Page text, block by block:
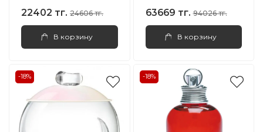
22402 тг. 24606 тг.
В корзину
63669 тг. 94026 тг.
В корзину
-18% -18%